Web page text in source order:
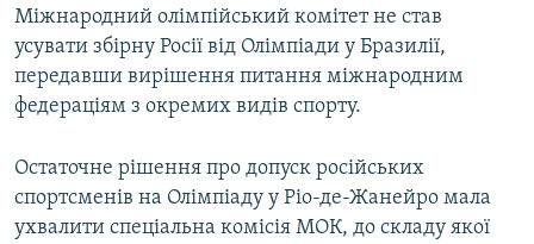
Міжнародний олімпійський комітет не став
усувати збірну Росії від Олімпіади у Бразилії,
передавши вирішення питання міжнародним
федераціям з окремих видів спорту.
Остаточне рішення про допуск російських
спортсменів на Олімпіаду у Ріо-де-Жанейро мала
ухвалити спеціальна комісія МОК, до складу якої